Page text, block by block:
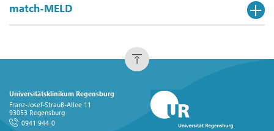
match-MELD
Universitätsklinikum Regensburg
Franz-Josef-Strauß-Allee 11
93053 Regensburg
0941 944-0